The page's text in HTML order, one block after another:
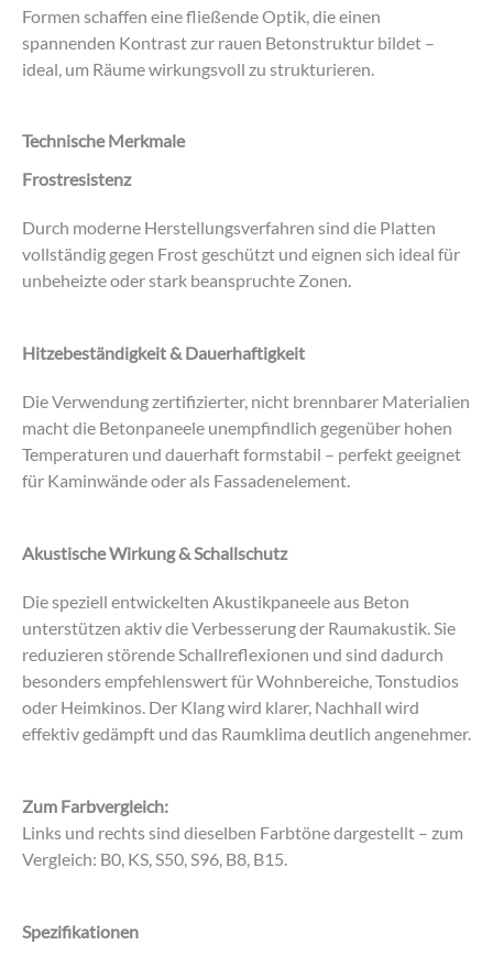
Formen schaffen eine fließende Optik, die einen
spannenden Kontrast zur rauen Betonstruktur bildet –
ideal, um Räume wirkungsvoll zu strukturieren.
Technische Merkmale
Frostresistenz
Durch moderne Herstellungsverfahren sind die Platten
vollständig gegen Frost geschützt und eignen sich ideal für
unbeheizte oder stark beanspruchte Zonen.
Hitzebeständigkeit & Dauerhaftigkeit
Die Verwendung zertifizierter, nicht brennbarer Materialien
macht die Betonpaneele unempfindlich gegenüber hohen
Temperaturen und dauerhaft formstabil – perfekt geeignet
für Kaminwände oder als Fassadenelement.
Akustische Wirkung & Schallschutz
Die speziell entwickelten Akustikpaneele aus Beton
unterstützen aktiv die Verbesserung der Raumakustik. Sie
reduzieren störende Schallreflexionen und sind dadurch
besonders empfehlenswert für Wohnbereiche, Tonstudios
oder Heimkinos. Der Klang wird klarer, Nachhall wird
effektiv gedämpft und das Raumklima deutlich angenehmer.
Zum Farbvergleich:
Links und rechts sind dieselben Farbtöne dargestellt – zum
Vergleich: B0, KS, S50, S96, B8, B15.
Spezifikationen